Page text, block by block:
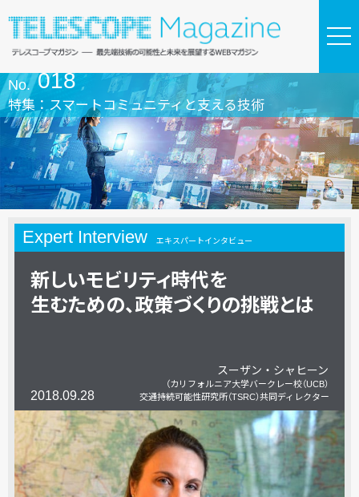
No. 018
特集：スマートコミュニティと支える技術
Expert Interview エキスパートインタビュー
新しいモビリティ時代を
生むための、政策づくりの挑戦とは
2018.09.28
スーザン・シャヒーン
（カリフォルニア大学バークレー校（UCB）
交通持続可能性研究所（TSRC）共同ディレクター）